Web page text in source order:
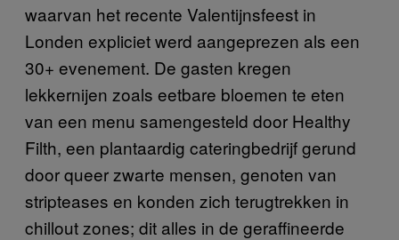
waarvan het recente Valentijnsfeest in
Londen expliciet werd aangeprezen als een
30+ evenement. De gasten kregen
lekkernijen zoals eetbare bloemen te eten
van een menu samengesteld door Healthy
Filth, een plantaardig cateringbedrijf gerund
door queer zwarte mensen, genoten van
stripteases en konden zich terugtrekken in
chillout zones; dit alles in de geraffineerde